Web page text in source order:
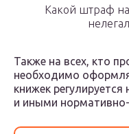
Какой штраф
Также на всех, кто
необходимо
книжек
и иными